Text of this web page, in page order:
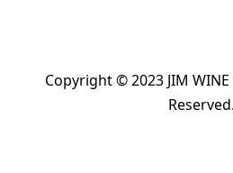
Copyright © 2023 JIM
Reserved.